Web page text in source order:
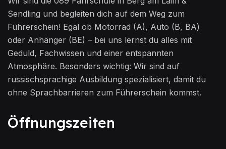
Sendling und begleiten dich auf dem Weg zum
Führerschein! Egal ob Motorrad (A), Auto (B, BA)
oder Anhänger (BE) – bei uns lernst du alles mit
Geduld, Fachwissen und einer entspannten
Atmosphäre. Besonders wichtig: Wir sind auf
russischsprachige Ausbildung spezialisiert, damit du
ohne Sprachbarrieren zum Führerschein kommst.
Öffnungszeiten